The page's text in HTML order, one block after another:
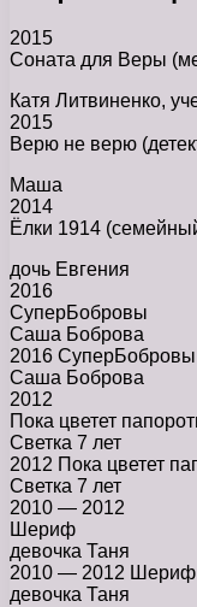
2015
Соната для Веры
Катя Литвиненко,
2015
Верю не верю
Маша
2014
Ёлки 1914
дочь Евгения
2016
СуперБобровы
Саша Боброва
2016 СуперБобровы
Саша Боброва
2012
Пока цветет
Светка 7 лет
2012 Пока цветет
Светка 7 лет
2010 — 2012
Шериф
девочка Таня
2010 — 2012 Шериф
девочка Таня